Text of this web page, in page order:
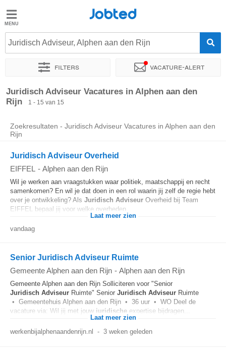
Jobted
Vacatures
Salarissen
Jobted
Juridisch Adviseur, Alphen aan den Rijn
Filters Vacature-alert
Sorteer op Exacte locatie Bedrijf Soort dienstverband
Juridisch Adviseur Vacatures in Alphen aan den
Rijn
1 - 15 van 15
Zoekresultaten - Juridisch Adviseur Vacatures in Alphen aan den
Rijn
Juridisch Adviseur Overheid
EIFFEL - Alphen aan den Rijn
Wil je werken aan vraagstukken waar politiek, maatschappij en recht
samenkomen? En wil je dat doen in een rol waarin jij zelf de regie hebt
over je ontwikkeling? Als Juridisch Adviseur Overheid bij Team
EIFFEL bepaal jij voor welke overheden...
Laat meer zien
vandaag
Senior Juridisch Adviseur Ruimte
Gemeente Alphen aan den Rijn - Alphen aan den Rijn
Gemeente Alphen aan den Rijn Solliciteren voor "Senior
Juridisch Adviseur Ruimte" Senior Juridisch Adviseur Ruimte
• Gemeentehuis Alphen aan den Rijn • 36 uur • WO Deel de
vacature via: Wil jij met jouw juridische expertise bijdragen...
Laat meer zien
werkenbijalphenaandenrijn.nl - 3 weken geleden